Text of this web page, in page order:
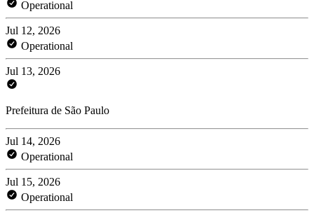
Operational
Jul 12, 2026
Operational
Jul 13, 2026
Prefeitura de São Paulo
Jul 14, 2026
Operational
Jul 15, 2026
Operational